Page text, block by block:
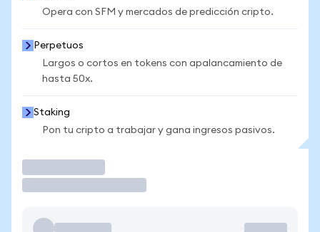
Opera con SFM y mercados de predicción cripto.
Perpetuos
Largos o cortos en tokens con apalancamiento de
hasta 50x.
Staking
Pon tu cripto a trabajar y gana ingresos pasivos.